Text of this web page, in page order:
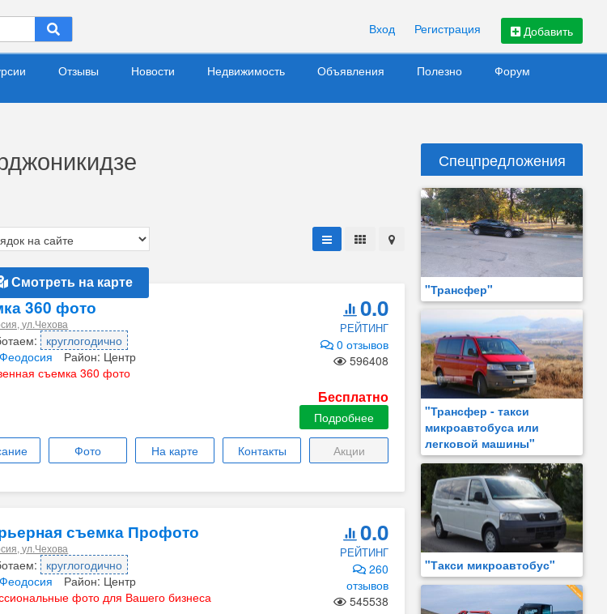
Добавить
Вход Регистрация
Отзывы Новости Недвижимость Объявления Полезно Форум
Смотреть на карте
360 фото
ул.Чехова
круглогодично
Феодосия
Район: Центр
съемка 360 фото
0.0
РЕЙТИНГ
0 отзывов
596408
Бесплатно
Подробнее
Фото На карте Контакты Акции
съемка Профото
ул.Чехова
круглогодично
Феодосия
Район: Центр
фото для Вашего бизнеса
0.0
РЕЙТИНГ
260
отзывов
545538
Спецпредложения
"Трансфер"
"Трансфер - такси
микроавтобуса или
легковой машины"
"Такси микроавтобус"